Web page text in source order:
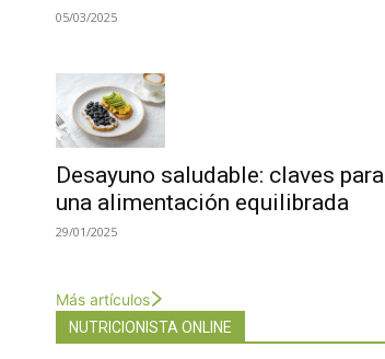
05/03/2025
Desayuno saludable: claves para
una alimentación equilibrada
29/01/2025
Más artículos
NUTRICIONISTA ONLINE